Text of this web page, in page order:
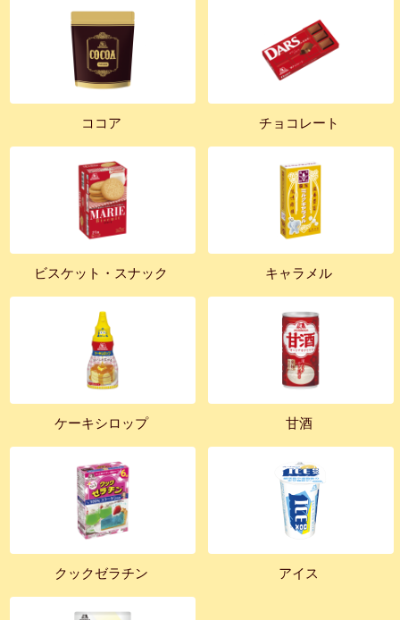
ココア チョコレート
ビスケット・スナック キャラメル
ケーキシロップ 甘酒
クックゼラチン アイス